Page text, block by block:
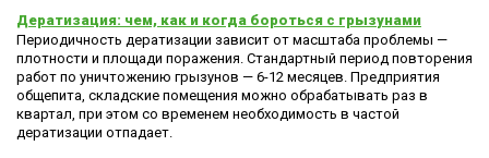
Дератизация: чем, как и когда бороться с грызунами
Периодичность дератизации зависит от масштаба проблемы —
плотности и площади поражения. Стандартный период повторения
работ по уничтожению грызунов — 6-12 месяцев. Предприятия
общепита, складские помещения можно обрабатывать раз в
квартал, при этом со временем необходимость в частой
дератизации отпадает.